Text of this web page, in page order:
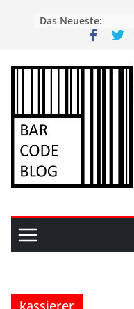
Das Neueste:
kassierer